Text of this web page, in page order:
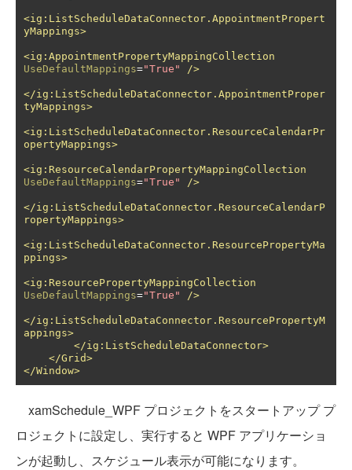
<ig:ListScheduleDataConnector.AppointmentPropert
yMappings>
<ig:AppointmentPropertyMappingCollection
UseDefaultMappings="True" />
</ig:ListScheduleDataConnector.AppointmentProper
tyMappings>
<ig:ListScheduleDataConnector.ResourceCalendarPr
opertyMappings>
<ig:ResourceCalendarPropertyMappingCollection
UseDefaultMappings="True" />
</ig:ListScheduleDataConnector.ResourceCalendarP
ropertyMappings>
<ig:ListScheduleDataConnector.ResourcePropertyMa
ppings>
<ig:ResourcePropertyMappingCollection
UseDefaultMappings="True" />
</ig:ListScheduleDataConnector.ResourcePropertyM
appings>
</ig:ListScheduleDataConnector>
</Grid>
</Window>
xamSchedule_WPF プロジェクトをスタートアップ プ
ロジェクトに設定し、実行すると WPF アプリケーショ
ンが起動し、スケジュール表示が可能になります。